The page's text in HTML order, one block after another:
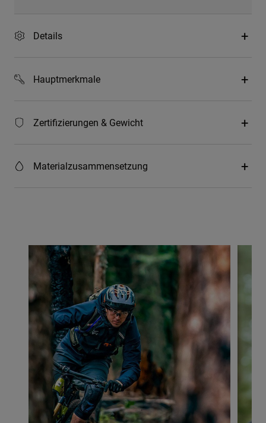
Details
Hauptmerkmale
Zertifizierungen & Gewicht
Materialzusammensetzung